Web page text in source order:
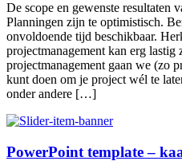
De scope en gewenste resultaten
Planningen zijn te optimistisch.
onvoldoende tijd beschikbaar.
projectmanagement kan erg
projectmanagement gaan we (zo
kunt doen om je project wél te
onder andere […]
PowerPoint template –